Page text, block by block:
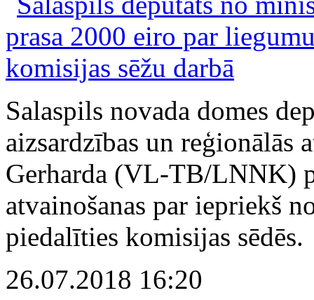
Salaspils novada domes
aizsardzības un reģionālās
Gerharda (VL-TB/LNNK)
atvainošanas par iepriekš
piedalīties komisijas sēdēs.
26.07.2018 16:20